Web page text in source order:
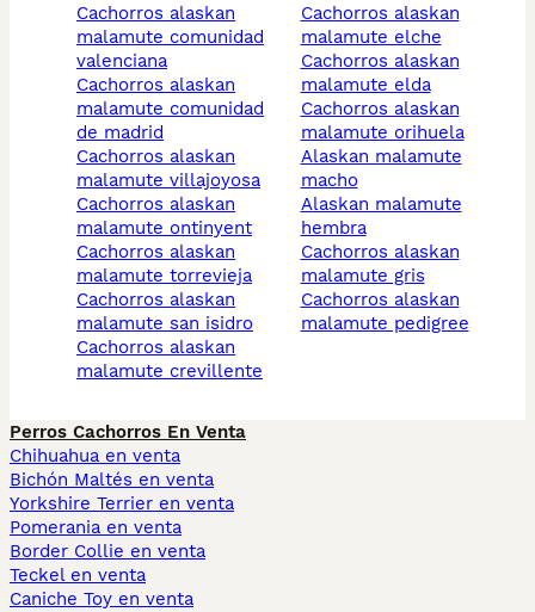
cachorros alaskan
malamute comunidad
valenciana
cachorros alaskan
malamute comunidad
de madrid
cachorros alaskan
malamute villajoyosa
cachorros alaskan
malamute ontinyent
cachorros alaskan
malamute torrevieja
cachorros alaskan
malamute san isidro
cachorros alaskan
malamute crevillente
cachorros alaskan
malamute elche
cachorros alaskan
malamute elda
cachorros alaskan
malamute orihuela
alaskan malamute
macho
alaskan malamute
hembra
cachorros alaskan
malamute gris
cachorros alaskan
malamute pedigree
Perros Cachorros En Venta
Chihuahua en venta
Bichón Maltés en venta
Yorkshire Terrier en venta
Pomerania en venta
Border Collie en venta
Teckel en venta
Caniche Toy en venta